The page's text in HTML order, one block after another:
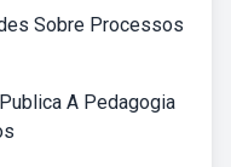
Sobre Processos
A Pedagogia